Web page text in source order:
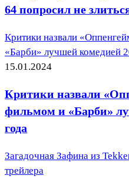
64 попросил не
Критики назвали
«Барби» лучшей комедией
15.01.2024
Критики назвали
фильмом и «Барби»
года
Загадочная Зафина из
трейлера